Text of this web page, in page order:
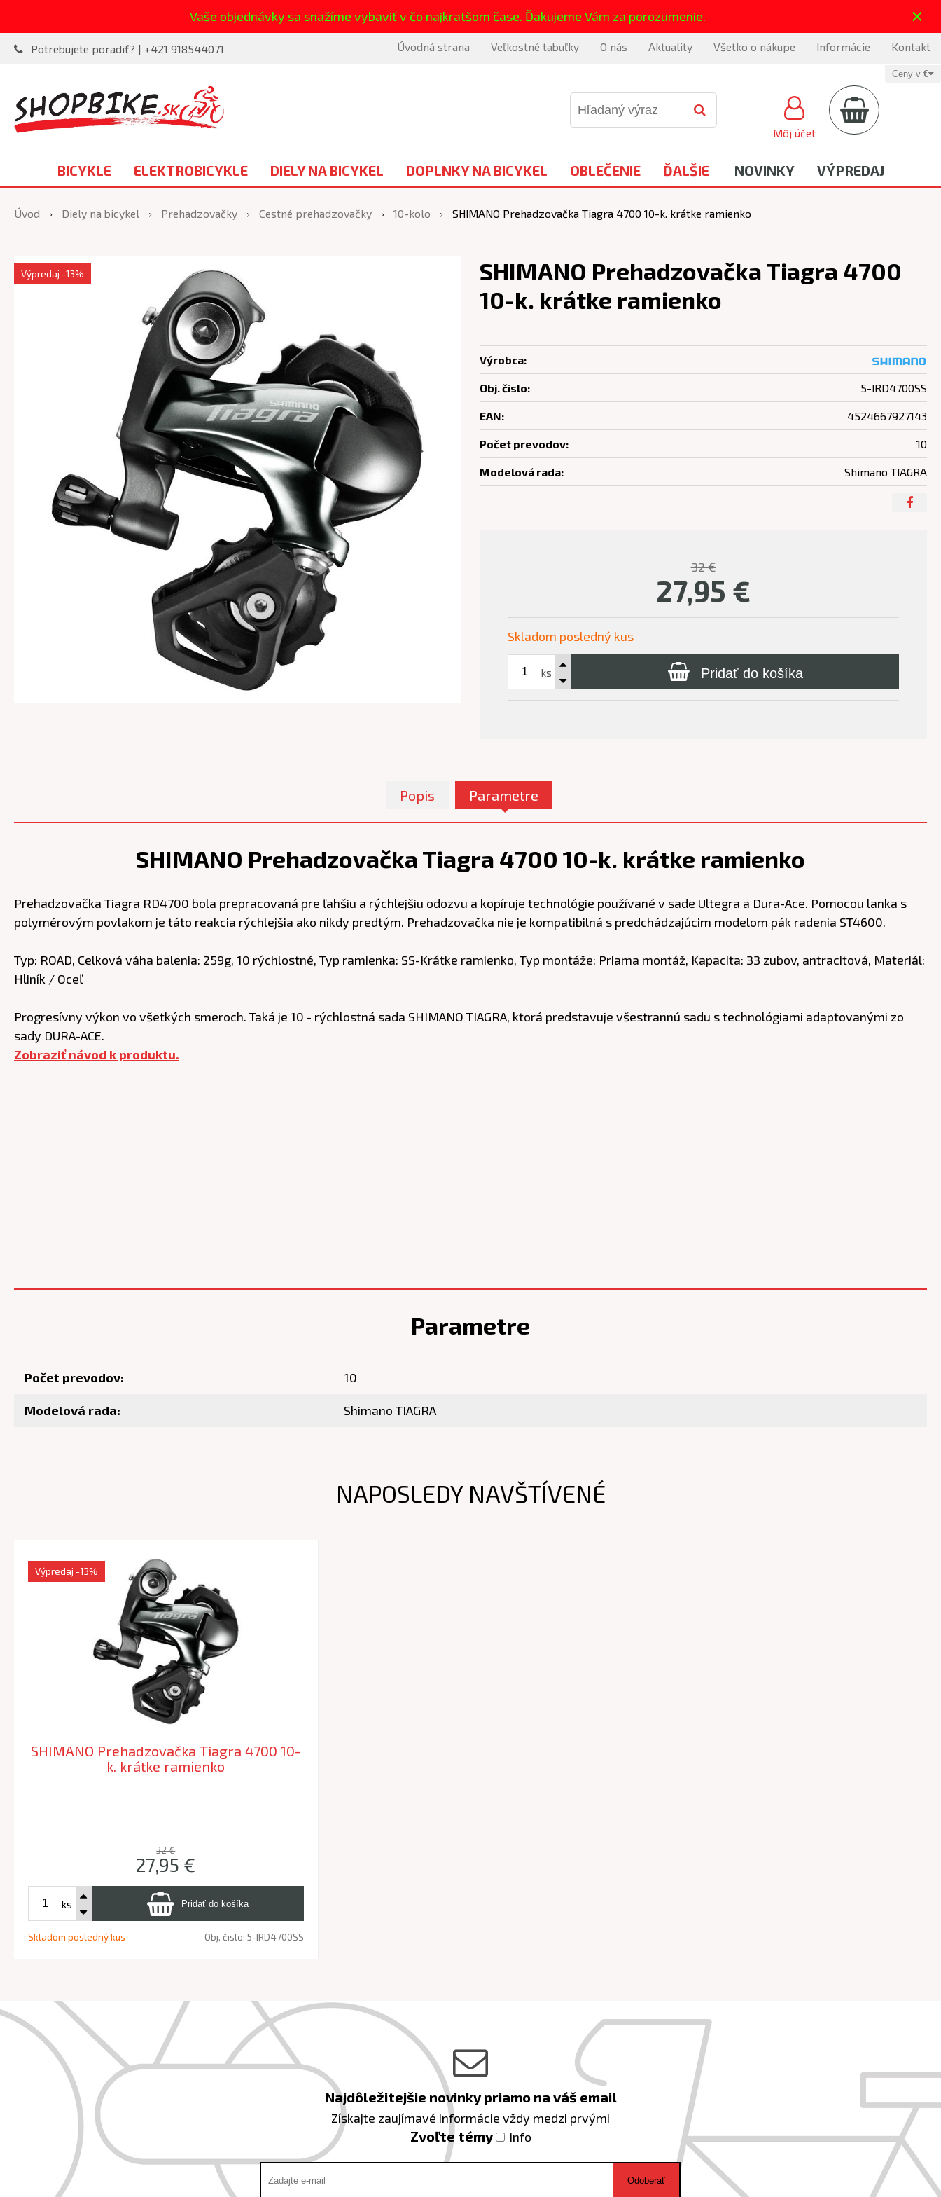
Vaše objednávky sa snažíme vybaviť v čo najkratšom čase. Ďakujeme Vám za porozumenie. ×
Potrebujete poradiť? | +421 918544071 Úvodná strana Veľkostné tabuľky O nás Aktuality Všetko o nákupe Informácie Kontakt
Môj účet
Ceny v €
BICYKLE ELEKTROBICYKLE DIELY NA BICYKEL DOPLNKY NA BICYKEL OBLEČENIE ĎALŠIE NOVINKY VÝPREDAJ
Úvod Diely na bicykel Prehadzovačky Cestné prehadzovačky 10-kolo SHIMANO Prehadzovačka Tiagra 4700 10-k. krátke ramienko
Výpredaj -13%
SHIMANO Prehadzovačka Tiagra 4700
10-k. krátke ramienko
32 €
27,95 €
Skladom posledný kus
ks Pridať do košíka
Výrobca:
Obj. čislo: 5-IRD4700SS
EAN: 4524667927143
Počet prevodov: 10
Modelová rada: Shimano TIAGRA
Popis Parametre
SHIMANO Prehadzovačka Tiagra 4700 10-k. krátke ramienko
Prehadzovačka Tiagra RD4700 bola prepracovaná pre ľahšiu a rýchlejšiu odozvu a kopíruje technológie používané v sade Ultegra a Dura-Ace. Pomocou lanka s
polymérovým povlakom je táto reakcia rýchlejšia ako nikdy predtým. Prehadzovačka nie je kompatibilná s predchádzajúcim modelom pák radenia ST4600.
Typ: ROAD, Celková váha balenia: 259g, 10 rýchlostné, Typ ramienka: SS-Krátke ramienko, Typ montáže: Priama montáž, Kapacita: 33 zubov, antracitová, Materiál:
Hliník / Oceľ
Progresívny výkon vo všetkých smeroch. Taká je 10 - rýchlostná sada SHIMANO TIAGRA, ktorá predstavuje všestrannú sadu s technológiami adaptovanými zo
sady DURA-ACE.
Zobraziť návod k produktu.
Parametre
Počet prevodov: 10
Modelová rada: Shimano TIAGRA
NAPOSLEDY NAVŠTÍVENÉ
SHIMANO Prehadzovačka Tiagra 4700 10-
k. krátke ramienko
Výpredaj -13%
32 €
27,95 €
ks
Skladom posledný kus Obj. čislo: 5-IRD4700SS
Najdôležitejšie novinky priamo na váš email
Získajte zaujímavé informácie vždy medzi prvými
Zvoľte témy info
Odoberať